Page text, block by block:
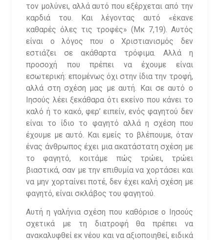
τον μολύνει, αλλά αυτό που εξέρχεται από την
καρδιά του. Και λέγοντας αυτό «έκανε
καθαρές όλες τις τροφές» (Μκ 7,19). Αυτός
είναι ο λόγος που ο Χριστιανισμός δεν
εστιάζει σε ακάθαρτα τρόφιμα. Αλλά η
προσοχή που πρέπει να έχουμε είναι
εσωτερική: επομένως όχι στην ίδια την τροφή,
αλλά στη σχέση μας με αυτή. Και σε αυτό ο
Ιησούς λέει ξεκάθαρα ότι εκείνο που κάνει το
καλό ή το κακό, φερ’ ειπείν, ενός φαγητού δεν
είναι το ίδιο το φαγητό αλλά η σχέση που
έχουμε με αυτό. Και εμείς το βλέπουμε, όταν
ένας άνθρωπος έχει μια ακατάστατη σχέση με
το φαγητό, κοιτάμε πώς τρώει, τρώει
βιαστικά, σαν με την επιθυμία να χορτάσει και
να μην χορταίνει ποτέ, δεν έχει καλή σχέση με
φαγητό, είναι σκλάβος του φαγητού.
Αυτή η γαλήνια σχέση που καθόρισε ο Ιησούς
σχετικά με τη διατροφή θα πρέπει να
ανακαλυφθεί εκ νέου και να αξιοποιηθεί, ειδικά